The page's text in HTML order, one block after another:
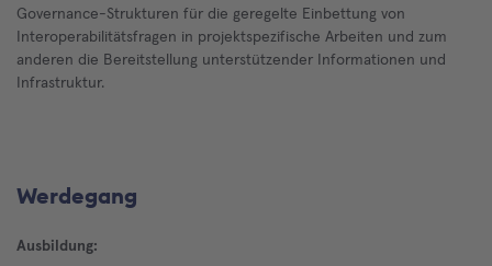
Governance-Strukturen für die geregelte Einbettung von
Interoperabilitätsfragen in projektspezifische Arbeiten und zum
anderen die Bereitstellung unterstützender Informationen und
Infrastruktur.
Werdegang
Ausbildung: